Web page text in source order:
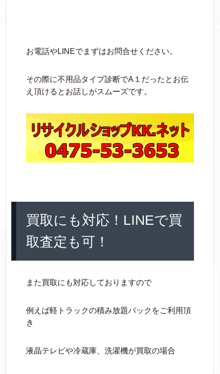
お電話やLINEでまずはお問合せください。
その際に不用品タイプ診断でA１だったとお伝
え頂けるとお話しがスムーズです。
買取にも対応！LINEで買
取査定も可！
また買取にも対応しておりますので
例えば軽トラックの積み放題パックをご利用頂
き
液晶テレビや冷蔵庫、洗濯機が買取の場合